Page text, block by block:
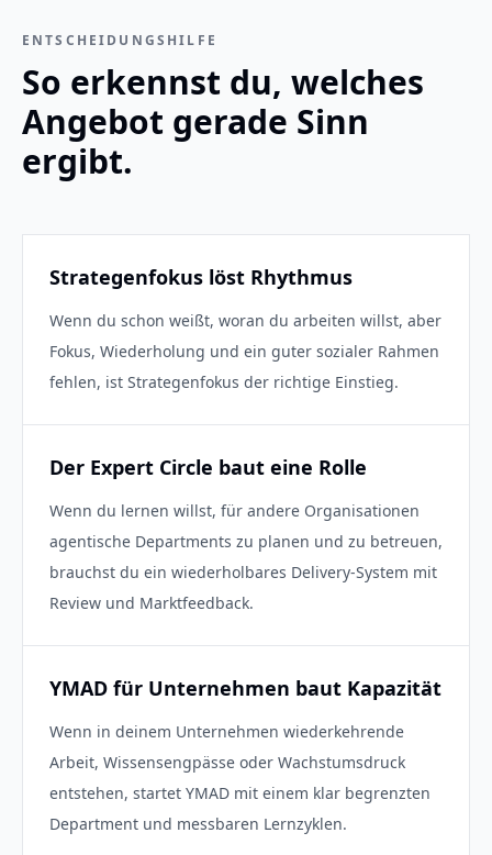
ENTSCHEIDUNGSHILFE
So erkennst du, welches
Angebot gerade Sinn
ergibt.
Strategenfokus löst Rhythmus
Wenn du schon weißt, woran du arbeiten willst, aber
Fokus, Wiederholung und ein guter sozialer Rahmen
fehlen, ist Strategenfokus der richtige Einstieg.
Der Expert Circle baut eine Rolle
Wenn du lernen willst, für andere Organisationen
agentische Departments zu planen und zu betreuen,
brauchst du ein wiederholbares Delivery-System mit
Review und Marktfeedback.
YMAD für Unternehmen baut Kapazität
Wenn in deinem Unternehmen wiederkehrende
Arbeit, Wissensengpässe oder Wachstumsdruck
entstehen, startet YMAD mit einem klar begrenzten
Department und messbaren Lernzyklen.